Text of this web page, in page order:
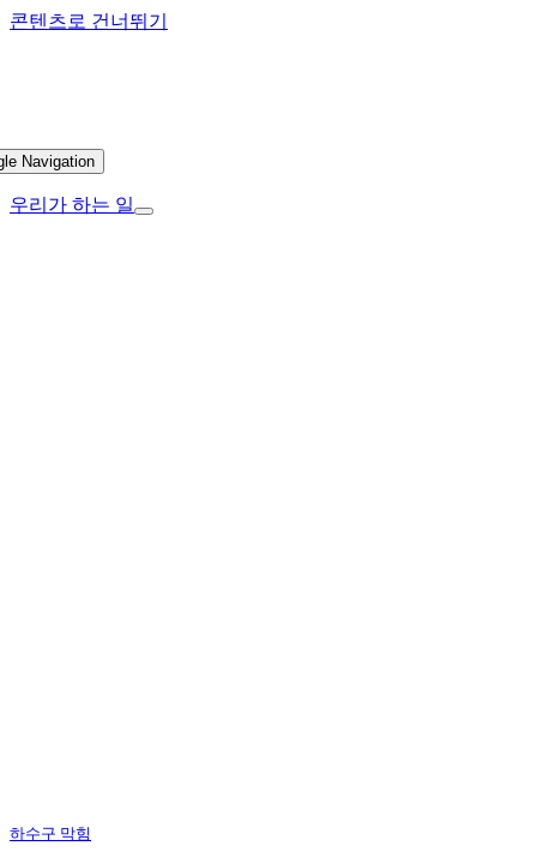
콘텐츠로 건너뛰기
Navigation
우리가 하는 일
하수구 막힘